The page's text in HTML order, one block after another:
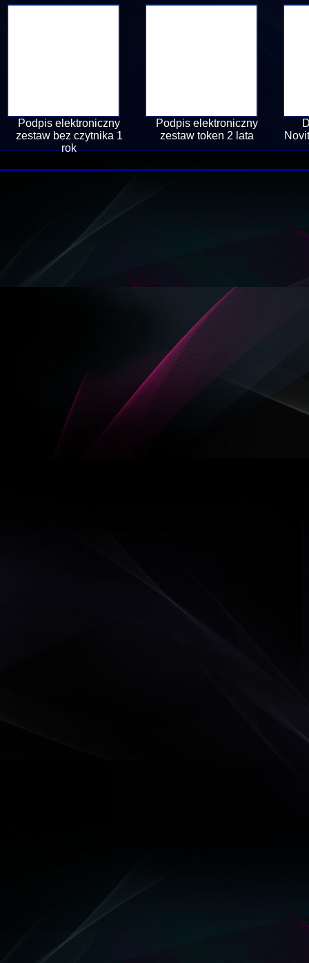
Podpis elektroniczny
zestaw bez czytnika 1
rok
Podpis elektroniczny
zestaw token 2 lata